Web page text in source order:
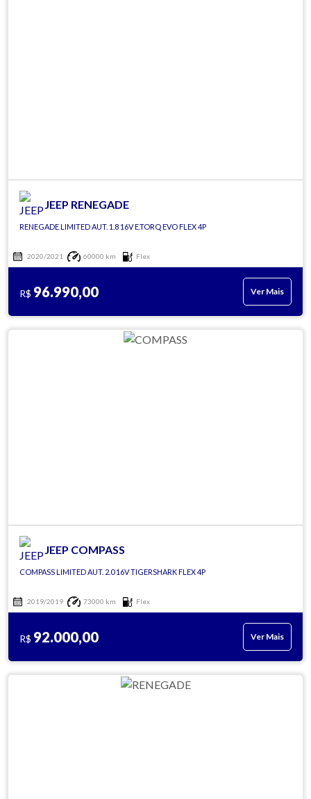
JEEP RENEGADE
RENEGADE LIMITED AUT. 1.8 16V E.TORQ EVO FLEX 4P
2020/2021 60000 km Flex
R$ 96.990,00 Ver Mais
JEEP COMPASS
COMPASS LIMITED AUT. 2.0 16V TIGERSHARK FLEX 4P
2019/2019 73000 km Flex
R$ 92.000,00 Ver Mais